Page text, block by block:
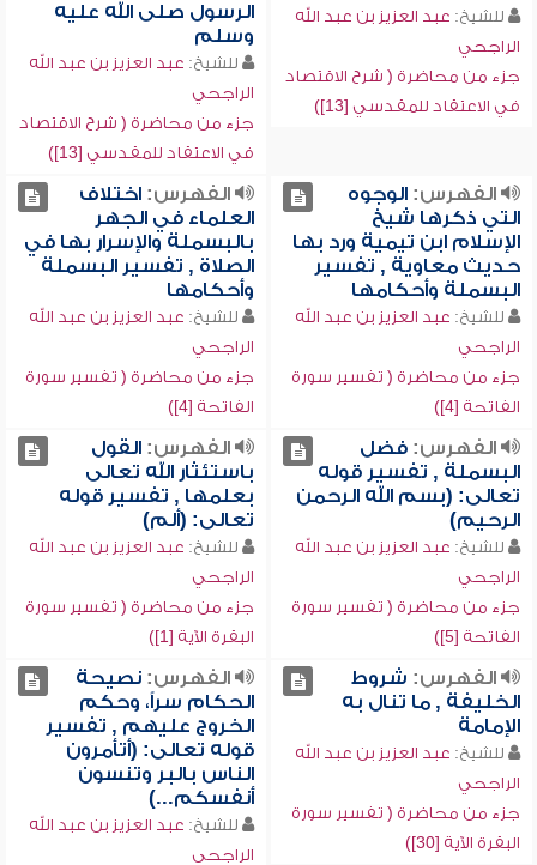
للشيخ: عبد العزيز بن عبد الله
الراجحي
جزء من محاضرة ( شرح الاقتصاد
في الاعتقاد للمقدسي [13])
الرسول صلى الله عليه
وسلم
للشيخ: عبد العزيز بن عبد الله
الراجحي
جزء من محاضرة ( شرح الاقتصاد
في الاعتقاد للمقدسي [13])
الفهرس:الوجوه
التي ذكرها شيخ
الإسلام ابن تيمية ورد بها
حديث معاوية , تفسير
البسملة وأحكامها
للشيخ: عبد العزيز بن عبد الله
الراجحي
جزء من محاضرة ( تفسير سورة
الفاتحة [4])
الفهرس:اختلاف
العلماء في الجهر
بالبسملة والإسرار بها في
الصلاة , تفسير البسملة
وأحكامها
للشيخ: عبد العزيز بن عبد الله
الراجحي
جزء من محاضرة ( تفسير سورة
الفاتحة [4])
الفهرس:فضل
البسملة , تفسير قوله
تعالى: (بسم الله الرحمن
الرحيم)
للشيخ: عبد العزيز بن عبد الله
الراجحي
جزء من محاضرة ( تفسير سورة
الفاتحة [5])
الفهرس:القول
باستئثار الله تعالى
بعلمها , تفسير قوله
تعالى: (ألم)
للشيخ: عبد العزيز بن عبد الله
الراجحي
جزء من محاضرة ( تفسير سورة
البقرة الآية [1])
الفهرس: شروط
الخليفة , ما تنال به
الإمامة
للشيخ: عبد العزيز بن عبد الله
الراجحي
جزء من محاضرة ( تفسير سورة
البقرة الآية [30])
الفهرس:نصيحة
الحكام سراً، وحكم
الخروج عليهم , تفسير
قوله تعالى: (أتأمرون
الناس بالبر وتنسون
أنفسكم...)
للشيخ: عبد العزيز بن عبد الله
الراجحي